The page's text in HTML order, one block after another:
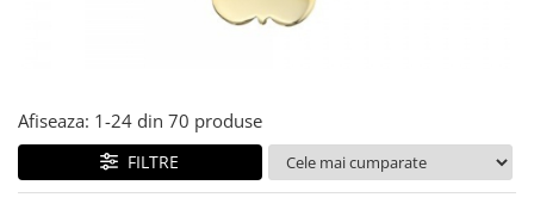
Afiseaza: 1-24 din 70 produse
FILTRE